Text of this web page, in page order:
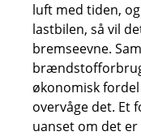
luft med tiden,
lastbilen, så vil
bremseevne.
økonomisk
overvåge det. Et
uanset om det